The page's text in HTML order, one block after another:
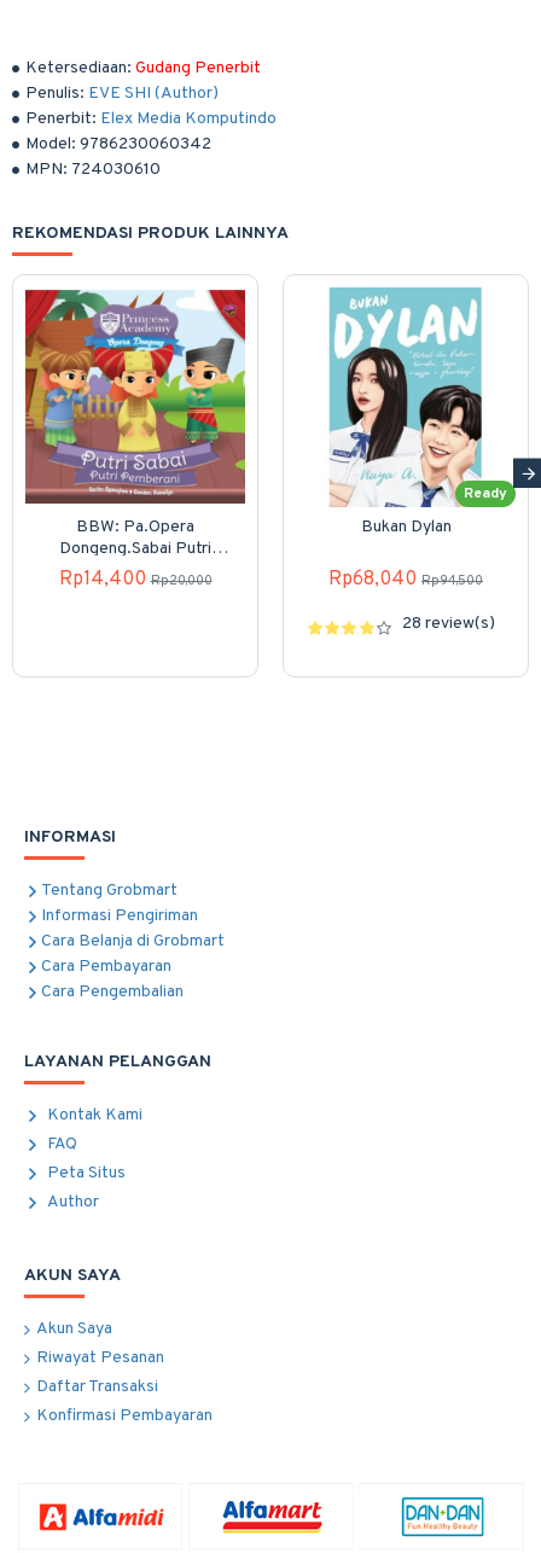
Ketersediaan: Gudang Penerbit
Penulis: EVE SHI (Author)
Penerbit: Elex Media Komputindo
Model: 9786230060342
MPN: 724030610
REKOMENDASI PRODUK LAINNYA
BBW: Pa.Opera
Dongeng.Sabai Putri
Pemberani (Boardbook)
Rp14,400 Rp20,000
Ready
Bukan Dylan
Rp68,040 Rp94,500
28 review(s)
INFORMASI
Tentang Grobmart
Informasi Pengiriman
Cara Belanja di Grobmart
Cara Pembayaran
Cara Pengembalian
LAYANAN PELANGGAN
Kontak Kami
FAQ
Peta Situs
Author
AKUN SAYA
Akun Saya
Riwayat Pesanan
Daftar Transaksi
Konfirmasi Pembayaran